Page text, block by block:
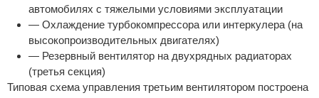
автомобилях с тяжелыми условиями эксплуатации
— Охлаждение турбокомпрессора или интеркулера (на
высокопроизводительных двигателях)
— Резервный вентилятор на двухрядных радиаторах
(третья секция)
Типовая схема управления третьим вентилятором построена